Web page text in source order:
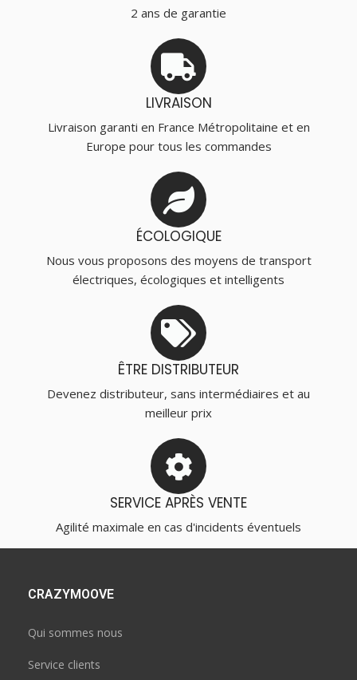
2 ans de garantie
LIVRAISON
Livraison garanti en France Métropolitaine et en
Europe pour tous les commandes
ÉCOLOGIQUE
Nous vous proposons des moyens de transport
électriques, écologiques et intelligents
ÊTRE DISTRIBUTEUR
Devenez distributeur, sans intermédiaires et au
meilleur prix
SERVICE APRÈS VENTE
Agilité maximale en cas d'incidents éventuels
CRAZYMOOVE
Qui sommes nous
Service clients